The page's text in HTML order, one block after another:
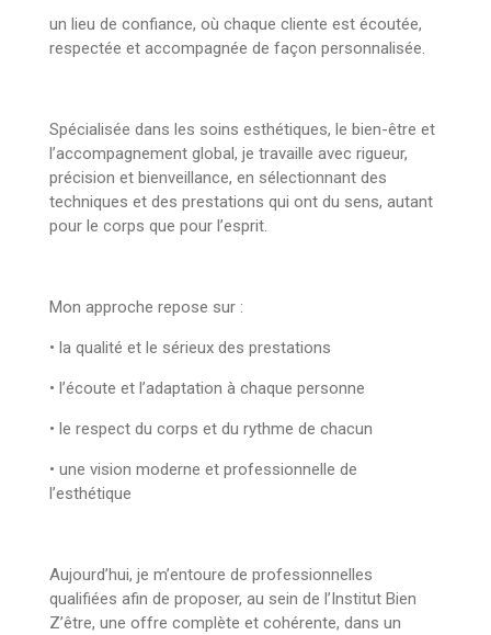
un lieu de confiance, où chaque cliente est écoutée,
respectée et accompagnée de façon personnalisée.
Spécialisée dans les soins esthétiques, le bien-être et
l’accompagnement global, je travaille avec rigueur,
précision et bienveillance, en sélectionnant des
techniques et des prestations qui ont du sens, autant
pour le corps que pour l’esprit.
Mon approche repose sur :
• la qualité et le sérieux des prestations
• l’écoute et l’adaptation à chaque personne
• le respect du corps et du rythme de chacun
• une vision moderne et professionnelle de
l’esthétique
Aujourd’hui, je m’entoure de professionnelles
qualifiées afin de proposer, au sein de l’Institut Bien
Z’être, une offre complète et cohérente, dans un